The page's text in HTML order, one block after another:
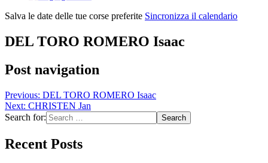
Salva le date delle tue corse preferite Sincronizza il calendario
DEL TORO ROMERO Isaac
Post navigation
Previous: DEL TORO ROMERO Isaac
Next: CHRISTEN Jan
Search for:
Recent Posts